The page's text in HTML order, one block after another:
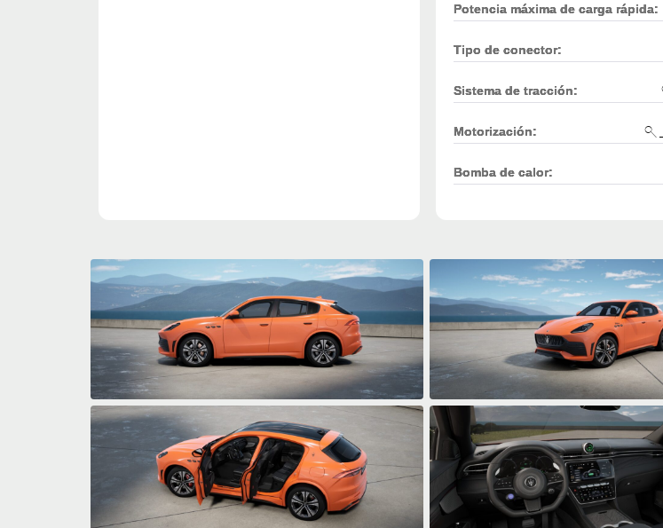
Potencia máxima de carga rápida:
Tipo de conector:
Sistema de tracción:
Motorización:
Bomba de calor: